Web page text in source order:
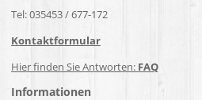
Tel: 035453 / 677-172
Kontaktformular
Hier finden Sie Antworten: FAQ
Informationen